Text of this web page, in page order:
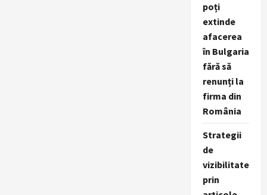
poți
extinde
afacerea
în Bulgaria
fără să
renunți la
firma din
România
Strategii
de
vizibilitate
prin